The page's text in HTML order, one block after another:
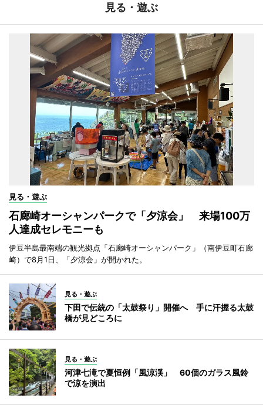
見る・遊ぶ
見る・遊ぶ
石廊崎オーシャンパークで「夕涼会」 来場100万
人達成セレモニーも
伊豆半島最南端の観光拠点「石廊崎オーシャンパーク」（南伊豆町石廊
崎）で8月1日、「夕涼会」が開かれた。
見る・遊ぶ
下田で伝統の「太鼓祭り」開催へ 手に汗握る太鼓
橋が見どころに
見る・遊ぶ
河津七滝で夏恒例「風涼渓」 60個のガラス風鈴
で涼を演出